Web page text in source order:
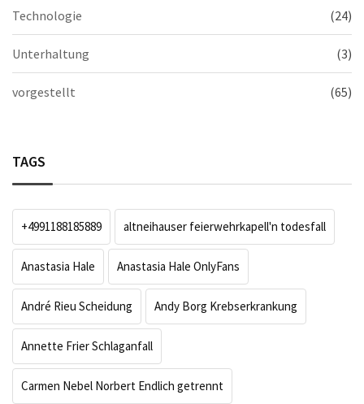
Technologie (24)
Unterhaltung (3)
vorgestellt (65)
TAGS
+4991188185889 altneihauser feierwehrkapell'n todesfall
Anastasia Hale Anastasia Hale OnlyFans
André Rieu Scheidung Andy Borg Krebserkrankung
Annette Frier Schlaganfall
Carmen Nebel Norbert Endlich getrennt